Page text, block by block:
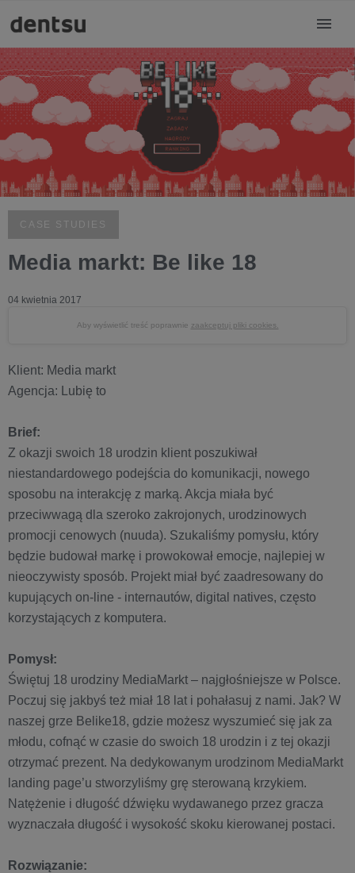
CASE STUDIES
Media markt: Be like 18
04 kwietnia 2017
Aby wyświetlić treść poprawnie zaakceptuj pliki cookies.
Klient: Media markt
Agencja: Lubię to
Brief:
Z okazji swoich 18 urodzin klient poszukiwał
niestandardowego podejścia do komunikacji, nowego
sposobu na interakcję z marką. Akcja miała być
przeciwwagą dla szeroko zakrojonych, urodzinowych
promocji cenowych (nuuda). Szukaliśmy pomysłu, który
będzie budował markę i prowokował emocje, najlepiej w
nieoczywisty sposób. Projekt miał być zaadresowany do
kupujących on-line - internautów, digital natives, często
korzystających z komputera.
Pomysł:
Świętuj 18 urodziny MediaMarkt – najgłośniejsze w Polsce.
Poczuj się jakbyś też miał 18 lat i pohałasuj z nami. Jak? W
naszej grze Belike18, gdzie możesz wyszumieć się jak za
młodu, cofnąć w czasie do swoich 18 urodzin i z tej okazji
otrzymać prezent. Na dedykowanym urodzinom MediaMarkt
landing page’u stworzyliśmy grę sterowaną krzykiem.
Natężenie i długość dźwięku wydawanego przez gracza
wyznaczała długość i wysokość skoku kierowanej postaci.
Rozwiązanie: